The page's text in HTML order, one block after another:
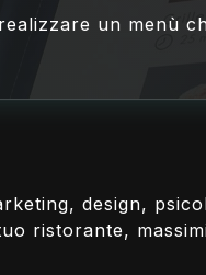
un menù
design,
ristorante,